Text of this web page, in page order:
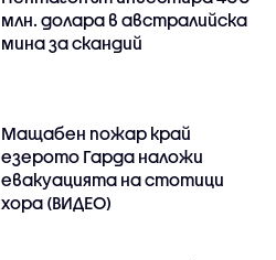
млн. долара в австралийска
мина за скандий
Мащабен пожар край
езерото Гарда наложи
евакуацията на стотици
хора (ВИДЕО)